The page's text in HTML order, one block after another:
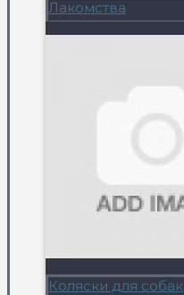
Лакомства
Коляски для собак